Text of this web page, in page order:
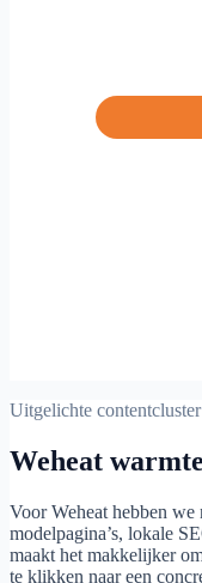
Uitgelichte contentcluster
Weheat
Voor Weheat hebben we
modelpagina’s, lokale
maakt het makkelijker
te klikken naar een